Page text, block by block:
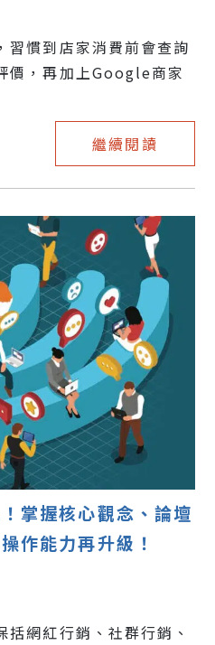
習慣到店家消費前會查詢
價，再加上Google商家
繼續閱讀
掌握核心觀念、論壇
作能力再升級！
網紅行銷、社群行銷、